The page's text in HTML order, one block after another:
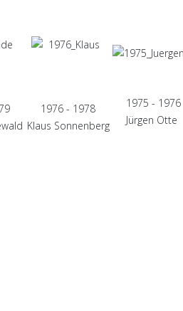
1976 - 1978
Klaus Sonnenberg
1975 - 1976
Jürgen Otte